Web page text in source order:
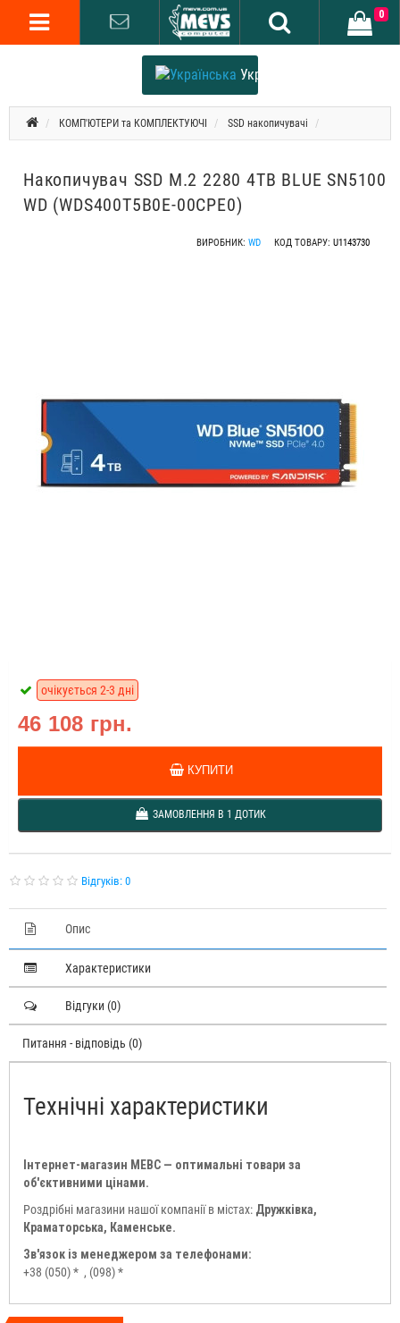
Українська
0
КОМП'ЮТЕРИ та КОМПЛЕКТУЮЧІ SSD накопичувачі
Накопичувач SSD M.2 2280 4TB BLUE SN5100
WD (WDS400T5B0E-00CPE0)
ВИРОБНИК: WD КОД ТОВАРУ: U1143730
46 108 грн.
очікується 2-3 дні
КУПИТИ
ЗАМОВЛЕННЯ В 1 ДОТИК
Відгуків: 0
Опис
Характеристики
Відгуки (0)
Питання - відповідь (0)
Технічні характеристики
Інтернет-магазин МЕВС — оптимальні товари за
об'єктивними цінами.
Роздрібні магазини нашої компанії в містах: Дружківка,
Краматорська, Каменське.
Зв'язок із менеджером за телефонами:
+38 (050) * , (098) *